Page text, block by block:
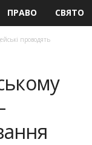
ПРАВО СВЯТО
проводять